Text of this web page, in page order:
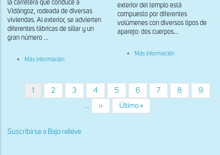
la carretera que conduce a
Vidángoz, rodeada de diversas
viviendas. Al exterior, se advierten
diferentes fábricas de sillar y un
gran número ...
Más información
cruz
arquivolta
exterior del templo está
compuesto por diferentes
volúmenes con diversos tipos de
aparejo: dos cuerpos...
Más información
portada
Paginación
Página
actual
1 Página
2 Página
3 Página
4 Página
5 Página
6 Página
7 Página
8 Página
9
…
Siguiente
página
››
Última
página
Último »
Suscribirse a Bajo relieve